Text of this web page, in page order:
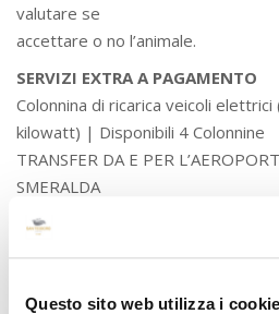
Questo sito web utilizza i cookie
valutare se
accettare o no l’animale.
SERVIZI EXTRA A PAGAMENTO
Colonnina di ricarica veicoli
kilowatt) | Disponibili 4 Colonnine
TRANSFER DA E PER
SMERALDA
Transfer da e per Aeroporto di
comprensivo di andata e ritorno.
comprensivo di andata e ritorno. 1